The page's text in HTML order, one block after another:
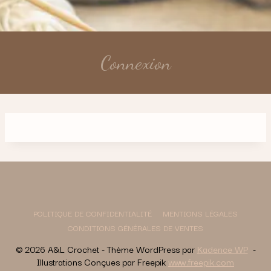
Connexion
POLITIQUE DE CONFIDENTIALITÉ
MENTIONS LÉGALES
CONDITIONS GÉNÉRALES DE VENTES
© 2026 A&L Crochet - Thème WordPress par Kadence WP-
Illustrations Conçues par Freepik www.freepik.com